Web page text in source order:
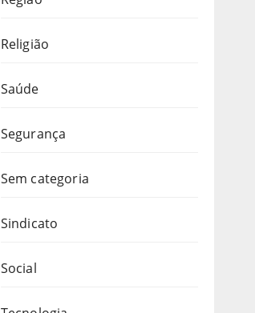
Religião
Saúde
Segurança
Sem categoria
Sindicato
Social